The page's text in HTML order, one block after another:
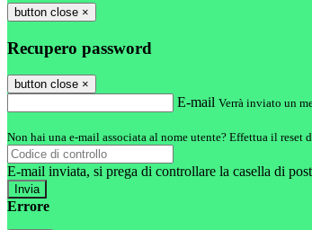
button close ×
Recupero password
button close ×
E-mail Verrà inviato un
Non hai una e-mail associata al nome utente? Effettua il reset
E-mail inviata, si prega di controllare la casella di
Errore